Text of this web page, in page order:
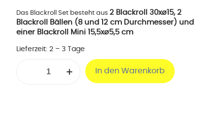
Das Blackroll Set besteht aus 2 Blackroll 30xø15, 2
Blackroll Bällen (8 und 12 cm Durchmesser) und
einer Blackroll Mini 15,5xø5,5 cm
Lieferzeit: 2 – 3 Tage
In den Warenkorb